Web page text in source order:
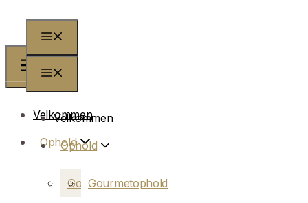
Velkommen
Ophold
Gourmetophold
Velkommen
Ophold
Gourmetophold